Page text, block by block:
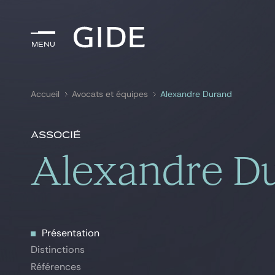
Menu
Menu
Accueil Avocats et équipes Alexandre Durand
Associé
Alexandre
Présentation
Distinctions
Références
Présentation
Distinctions
Références